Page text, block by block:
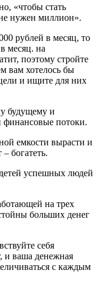
«чтобы стать
нужен миллион».
рублей в месяц, то
месяц. на
поэтому стройте
вам хотелось бы
и ищите для них
будущему и
финансовые потоки.
емкости вырасти и
богатеть.
успешных людей
на трех
больших денег
себя
и ваша денежная
с каждым